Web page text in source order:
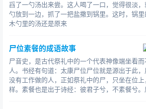
舀了一勺汤出来尝。这人喝了一口，觉得很淡
勺放到一边，抓了一把盐撒到锅里。这时，锅
木勺里的汤还是原来
尸位素餐的成语故事
尸音史，是古代祭礼中的一个代表神像端坐看
人。书经有句道：太康尸位尸位就是源出于此
没有工作做的人，正如祭礼中的尸，只坐在位
样。素餐也是出于诗经：彼君子兮，不素餐兮